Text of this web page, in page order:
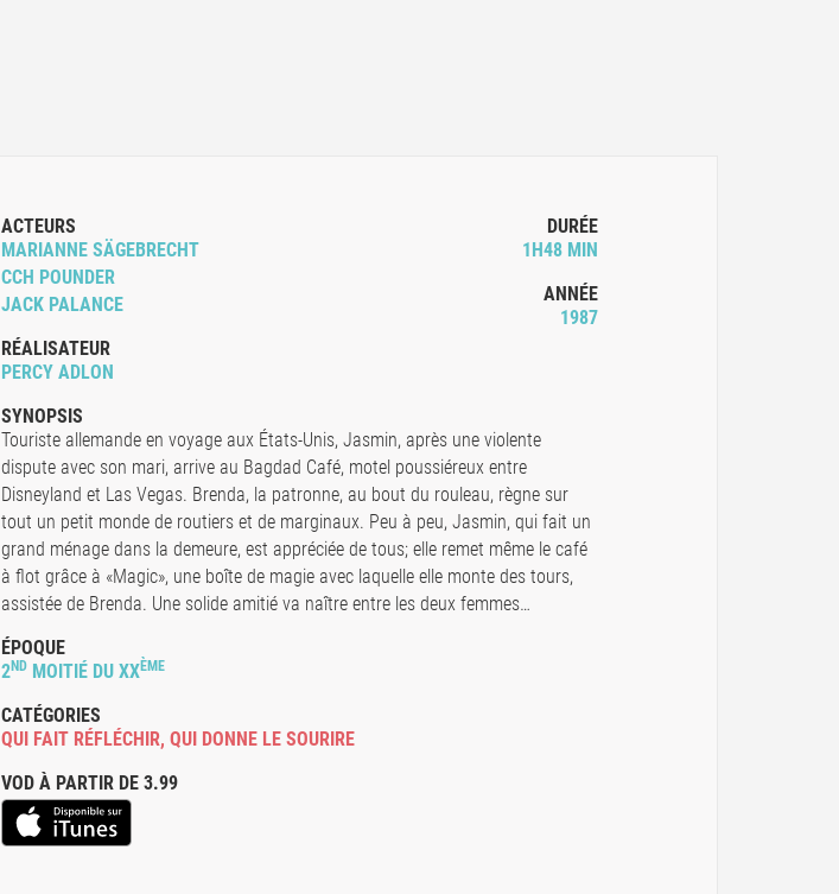
ACTEURS
MARIANNE SÄGEBRECHT
CCH POUNDER
JACK PALANCE
RÉALISATEUR
PERCY ADLON
DURÉE
1H48 MIN
ANNÉE
1987
SYNOPSIS
Touriste allemande en voyage aux États-Unis, Jasmin, après une violente
dispute avec son mari, arrive au Bagdad Café, motel poussiéreux entre
Disneyland et Las Vegas. Brenda, la patronne, au bout du rouleau, règne sur
tout un petit monde de routiers et de marginaux. Peu à peu, Jasmin, qui fait un
grand ménage dans la demeure, est appréciée de tous; elle remet même le café
à flot grâce à «Magic», une boîte de magie avec laquelle elle monte des tours,
assistée de Brenda. Une solide amitié va naître entre les deux femmes…
ÉPOQUE
2ND MOITIÉ DU XXÈME
CATÉGORIES
QUI FAIT RÉFLÉCHIR, QUI DONNE LE SOURIRE
VOD À PARTIR DE 3.99